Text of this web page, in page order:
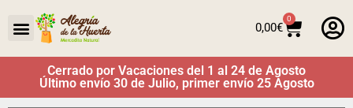
0,00€
0
Cerrado por Vacaciones del 1 al 24 de Agosto
Último envío 30 de Julio, primer envío 25 Agosto